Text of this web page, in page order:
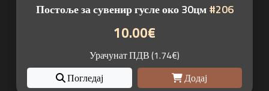
Постоље за сувенир гусле око 30цм#206
10.00€
Урачунат ПДВ (1.74€)
Погледај
Додај